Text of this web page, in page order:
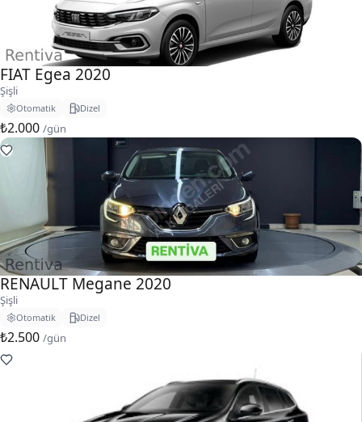
FIAT Egea 2020
Şişli
Otomatik Dizel
₺2.000 /gün
RENAULT Megane 2020
Şişli
Otomatik Dizel
₺2.500 /gün